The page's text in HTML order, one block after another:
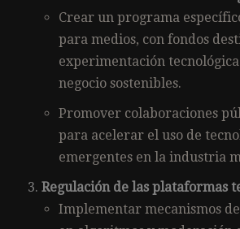
Crear un programa
para medios, con fondos
experimentación
negocio sostenibles.
Promover colaboraciones
para acelerar el uso de
emergentes en la industria
Regulación de las plataformas
Implementar mecanismos